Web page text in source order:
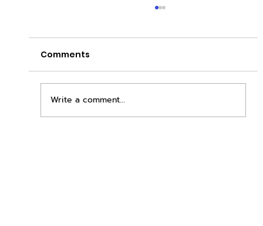
Comments
Write a comment...